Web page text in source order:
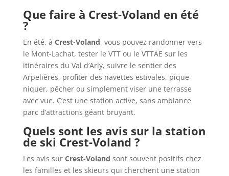
Que faire à Crest-Voland en été
?
En été, à Crest-Voland, vous pouvez randonner vers
le Mont-Lachat, tester le VTT ou le VTTAE sur les
itinéraires du Val d’Arly, suivre le sentier des
Arpelières, profiter des navettes estivales, pique-
niquer, pêcher ou simplement viser une terrasse
avec vue. C’est une station active, sans ambiance
parc d’attractions géant bruyant.
Quels sont les avis sur la station
de ski Crest-Voland ?
Les avis sur Crest-Voland sont souvent positifs chez
les familles et les skieurs qui cherchent une station